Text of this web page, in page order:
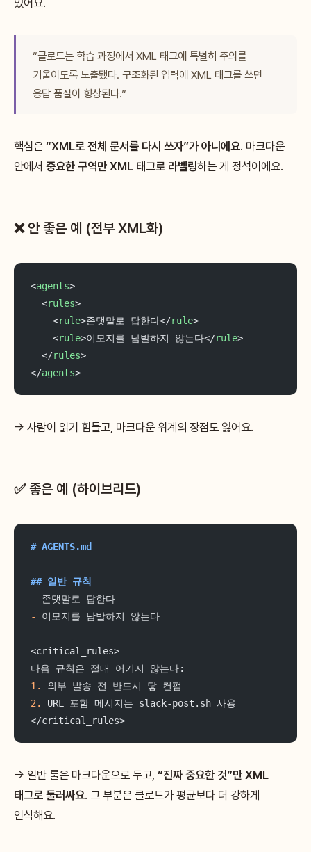
있어요.
“클로드는 학습 과정에서 XML 태그에 특별히 주의를
기울이도록 노출됐다. 구조화된 입력에 XML 태그를 쓰면
응답 품질이 향상된다.”
핵심은 “XML로 전체 문서를 다시 쓰자”가 아니에요. 마크다운
안에서 중요한 구역만 XML 태그로 라벨링하는 게 정석이에요.
❌ 안 좋은 예 (전부 XML화)
<agents>
  <
rules>
    <
rule>존댓말로 답한다</rule>
    <
rule>이모지를 남발하지 않는다</rule>
  </
rules>
</agents>
→ 사람이 읽기 힘들고, 마크다운 위계의 장점도 잃어요.
✅ 좋은 예 (하이브리드)
# AGENTS.md
## 일반 규칙
-
존댓말로 답한다
-
이모지를 남발하지 않는다
<critical_rules>
다음 규칙은 절대 어기지 않는다:
1.
외부 발송 전 반드시 닿 컨펌
2.
URL 포함 메시지는 slack-post.sh 사용
</critical_rules>
→ 일반 룰은 마크다운으로 두고, “진짜 중요한 것”만 XML
태그로 둘러싸요. 그 부분은 클로드가 평균보다 더 강하게
인식해요.